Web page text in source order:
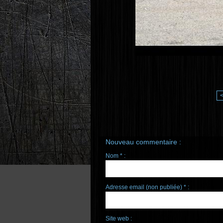
<
Nouveau commentaire :
Nom * :
Adresse email (non publiée) * :
Site web :